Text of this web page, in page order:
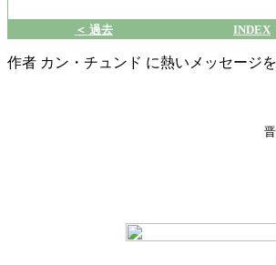
＜ 過去 INDEX
作者 カン・チュンド に熱いメッセージ